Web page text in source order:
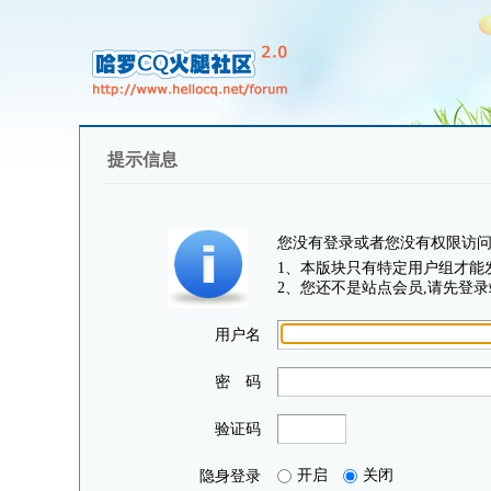
提示信息
您没有登录或者您没有权限访
1、本版块只有特定用户组才
2、您还不是站点会员,请先登
用户名
密 码
验证码
隐身登录 开启 关闭